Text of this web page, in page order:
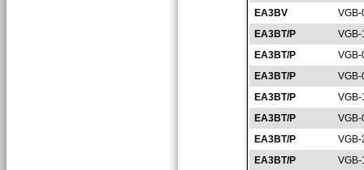
EA3BV
EA3BT/P
EA3BT/P
EA3BT/P
EA3BT/P
VGB-
EA3BT/P
EA3BT/P
EA3BT/P